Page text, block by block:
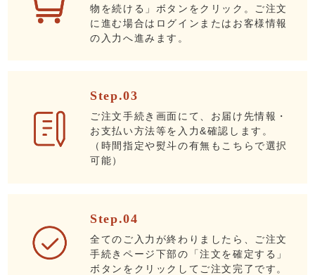
物を続ける」ボタンをクリック。ご注文
に進む場合はログインまたはお客様情報
の入力へ進みます。
Step.03
ご注文手続き画面にて、お届け先情報・
お支払い方法等を入力&確認します。
（時間指定や熨斗の有無もこちらで選択
可能）
Step.04
全てのご入力が終わりましたら、ご注文
手続きページ下部の「注文を確定する」
ボタンをクリックしてご注文完了です。